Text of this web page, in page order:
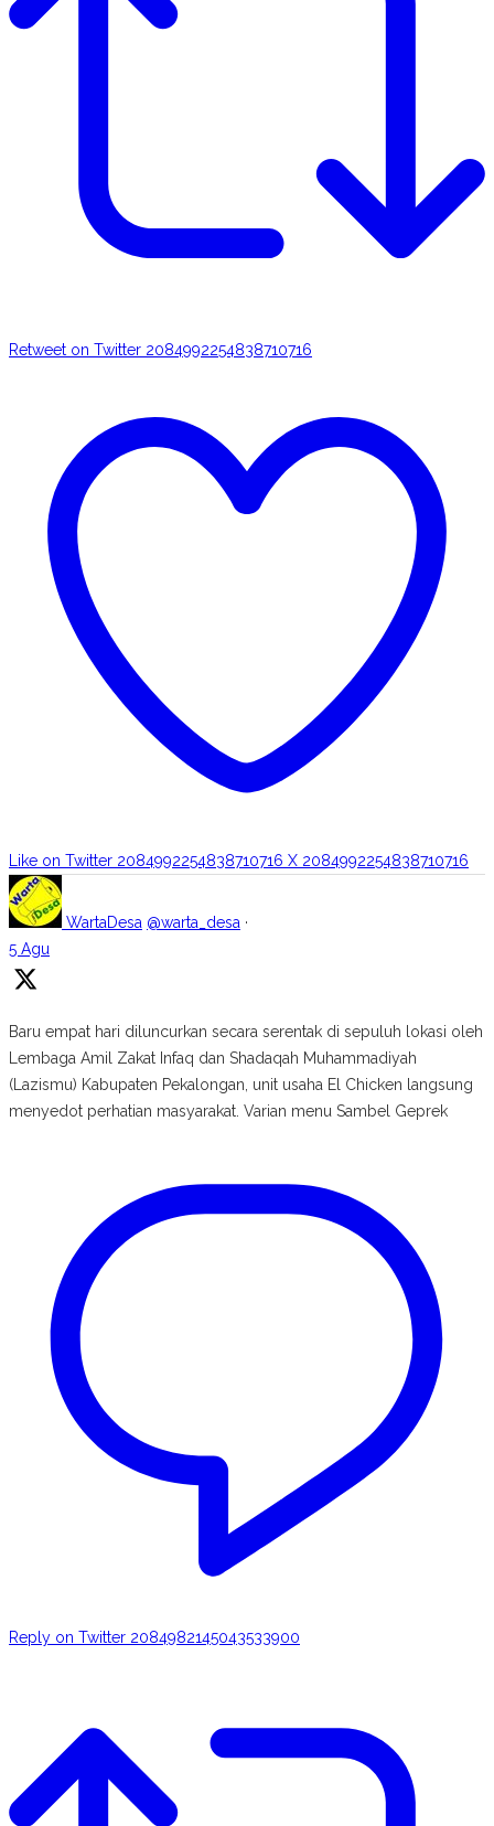
Retweet on Twitter 2084992254838710716
Like on Twitter 2084992254838710716 X 2084992254838710716
WartaDesa @warta_desa ·
5 Agu
Baru empat hari diluncurkan secara serentak di sepuluh lokasi oleh
Lembaga Amil Zakat Infaq dan Shadaqah Muhammadiyah
(Lazismu) Kabupaten Pekalongan, unit usaha El Chicken langsung
menyedot perhatian masyarakat. Varian menu Sambel Geprek
Reply on Twitter 2084982145043533900